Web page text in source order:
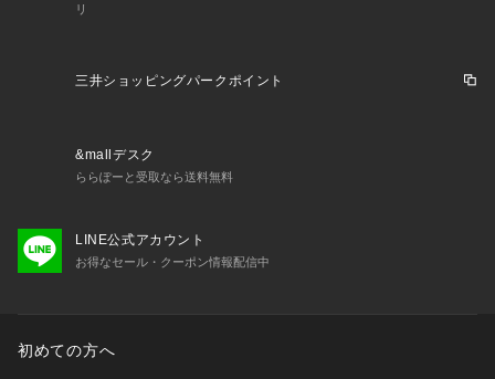
リ
三井ショッピングパークポイント
&mallデスク
ららぽーと受取なら送料無料
LINE公式アカウント
お得なセール・クーポン情報配信中
初めての方へ